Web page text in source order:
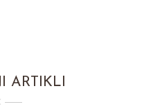
ARTIKLI